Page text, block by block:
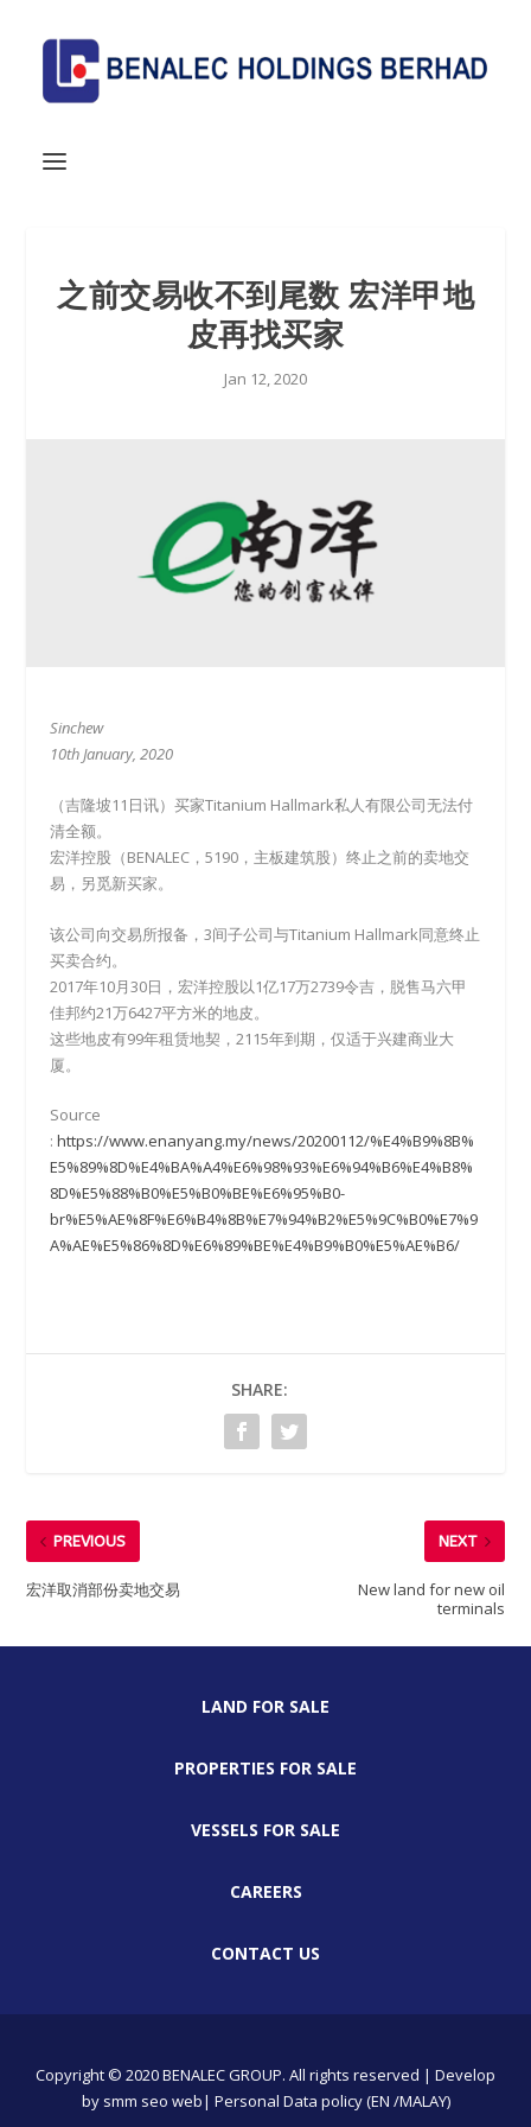
之前交易收不到尾数 宏洋甲地
皮再找买家
Jan 12, 2020
Sinchew
10th January, 2020
（吉隆坡11日讯）买家Titanium Hallmark私人有限公司无法付
清全额。
宏洋控股（BENALEC，5190，主板建筑股）终止之前的卖地交
易，另觅新买家。
该公司向交易所报备，3间子公司与Titanium Hallmark同意终止
买卖合约。
2017年10月30日，宏洋控股以1亿17万2739令吉，脱售马六甲
佳邦约21万6427平方米的地皮。
这些地皮有99年租赁地契，2115年到期，仅适于兴建商业大
厦。
Source
:https://www.enanyang.my/news/20200112/%E4%B9%8B%
E5%89%8D%E4%BA%A4%E6%98%93%E6%94%B6%E4%B8%
8D%E5%88%B0%E5%B0%BE%E6%95%B0-
br%E5%AE%8F%E6%B4%8B%E7%94%B2%E5%9C%B0%E7%9
A%AE%E5%86%8D%E6%89%BE%E4%B9%B0%E5%AE%B6/
SHARE:
PREVIOUS
宏洋取消部份卖地交易
NEXT
New land for new oil
terminals
LAND FOR SALE
PROPERTIES FOR SALE
VESSELS FOR SALE
CAREERS
CONTACT US
Copyright © 2020 BENALEC GROUP. All rights reserved | Develop
by smm seo web| Personal Data policy (EN /MALAY)